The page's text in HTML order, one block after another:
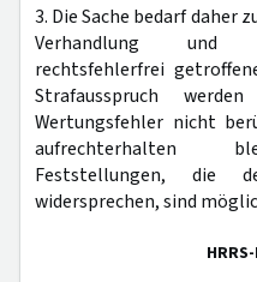
3. Die Sache bedarf daher
Verhandlung und
rechtsfehlerfrei
Strafausspruch
Wertungsfehler nicht
aufrechterhalten
Feststellungen, die
widersprechen, sind